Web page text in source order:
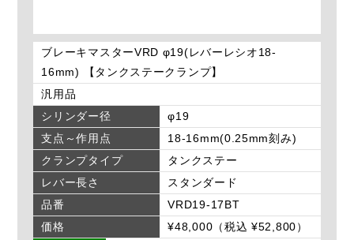
ブレーキマスターVRD φ19(レバーレシオ18-
16mm) 【タンクステークランプ】
汎用品
シリンダー径
φ19
支点～作用点
18-16mm(0.25mm刻み)
クランプタイプ
タンクステー
レバー長さ
スタンダード
品番
VRD19-17BT
価格
¥48,000（税込 ¥52,800）